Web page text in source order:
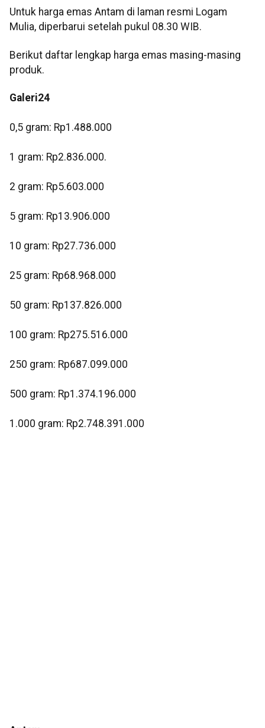
Untuk harga emas Antam di laman resmi Logam
Mulia, diperbarui setelah pukul 08.30 WIB.
Berikut daftar lengkap harga emas masing-masing
produk.
Galeri24
0,5 gram: Rp1.488.000
1 gram: Rp2.836.000.
‎2 gram: Rp5.603.000
‎5 gram: Rp13.906.000
‎10 gram: Rp27.736.000
‎25 gram: Rp68.968.000
‎50 gram: Rp137.826.000
‎100 gram: Rp275.516.000
‎250 gram: Rp687.099.000
‎500 gram: Rp1.374.196.000
‎1.000 gram: Rp2.748.391.000